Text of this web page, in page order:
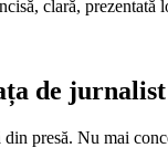
clară, prezentată
de jurnalist
presă. Nu mai